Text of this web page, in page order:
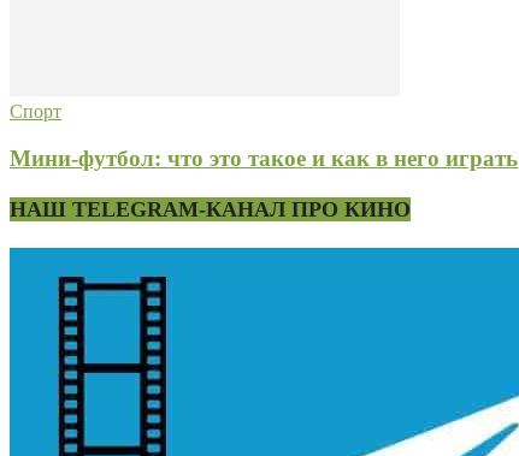
Спорт
Мини-футбол: что это такое и как в него играть
НАШ TELEGRAM-КАНАЛ ПРО КИНО